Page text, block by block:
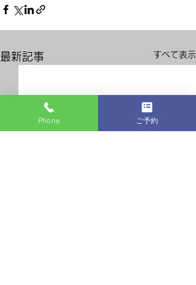
最新記事 すべて表示
Phone ご予約